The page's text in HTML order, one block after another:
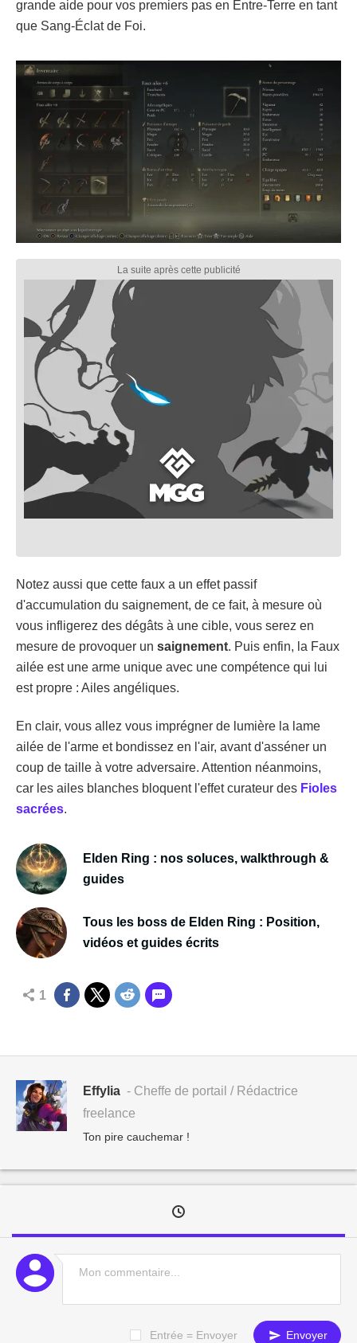
grande aide pour vos premiers pas en Entre-Terre en tant
que Sang-Éclat de Foi.
Notez aussi que cette faux a un effet passif
d'accumulation du saignement, de ce fait, à mesure où
vous infligerez des dégâts à une cible, vous serez en
mesure de provoquer un saignement. Puis enfin, la Faux
ailée est une arme unique avec une compétence qui lui
est propre : Ailes angéliques.
En clair, vous allez vous imprégner de lumière la lame
ailée de l'arme et bondissez en l'air, avant d'asséner un
coup de taille à votre adversaire. Attention néanmoins,
car les ailes blanches bloquent l'effet curateur des Fioles
sacrées.
Elden Ring : nos soluces, walkthrough &
guides
Tous les boss de Elden Ring : Position,
vidéos et guides écrits
1
Effylia - Cheffe de portail / Rédactrice
freelance
Ton pire cauchemar !
Entrée = Envoyer Envoyer